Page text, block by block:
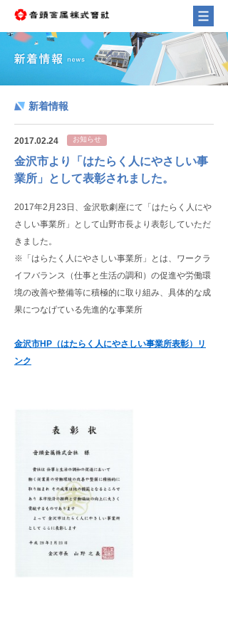
新着情報
2017.02.24 お知らせ
金沢市より「はたらく人にやさしい事
業所」として表彰されました。
2017年2月23日、金沢歌劇座にて「はたらく人にや
さしい事業所」として山野市長より表彰していただ
きました。
※「はらたく人にやさしい事業所」とは、ワークラ
イフバランス（仕事と生活の調和）の促進や労働環
境の改善や整備等に積極的に取り組み、具体的な成
果につなげている先進的な事業所
金沢市HP（はたらく人にやさしい事業所表彰）リ
ンク